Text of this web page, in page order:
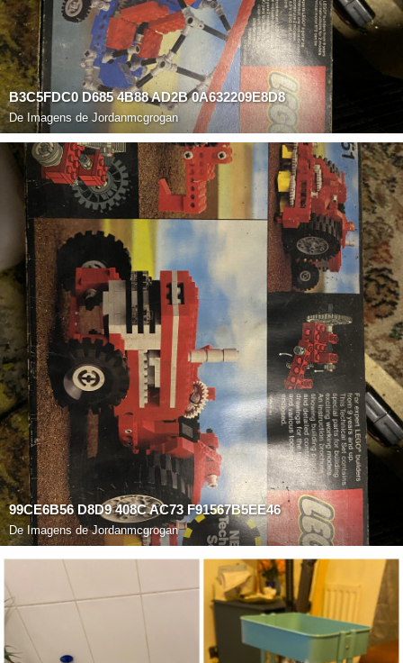
B3C5FDC0 D685 4B88 AD2B 0A632209E8D8
De Imagens de Jordanmcgrogan
99CE6B56 D8D9 408C AC73 F91567B5EE46
De Imagens de Jordanmcgrogan